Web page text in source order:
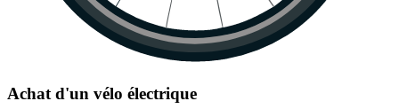
Achat d'un vélo électrique